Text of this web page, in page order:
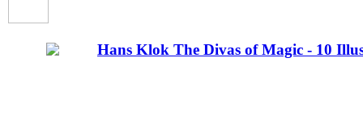
Hans Klok The Divas of Magic - 10